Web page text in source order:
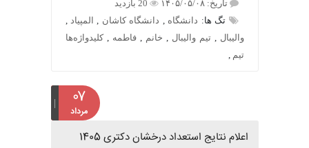
تاریخ: ۱۴۰۵/۰۵/۰۸
20 بازدید
تگ ها: دانشگاه,دانشگاه کاشان ,المپیاد,
, تیم والیبال , خانم, فاطمه ,کلیدواژه‌ها
۰۷
مرداد
اعلام نتایج استعداد درخشان دکتری 1405